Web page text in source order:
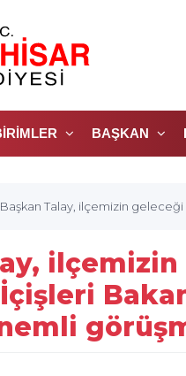
BAŞKAN
Başkan Talay, ilçemizin